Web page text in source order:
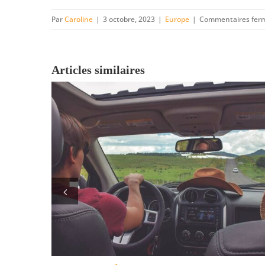
ParCaroline | 3 octobre, 2023 | Europe | Commentaires
Articles similaires